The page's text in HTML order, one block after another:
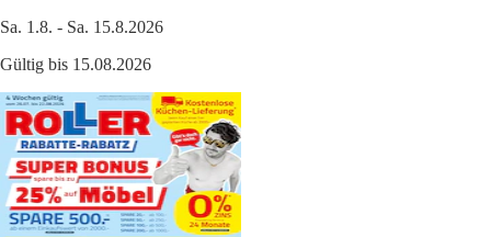
Sa. 1.8. - Sa. 15.8.2026
Gültig bis 15.08.2026